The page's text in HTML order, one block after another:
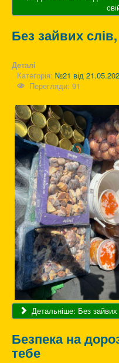
Без зайвих
Деталі
Категорія: №21 від
Перегляди: 91
Детальніше: Без
Безпека на
тебе